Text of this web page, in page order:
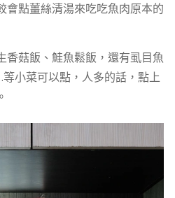
會點薑絲清湯來吃吃魚肉原本的
香菇飯、鮭魚鬆飯，還有虱目魚
小菜可以點，人多的話，點上